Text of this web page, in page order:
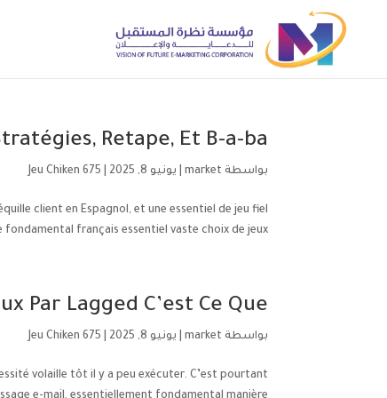
Retape, Et B-a-ba
بواسطة market يونيو 8, 2025 Jeu Chiken 675
client en Espagnol, et une essentiel de jeu fiel
français essentiel vaste choix de jeux...
Par Lagged C’est Ce Que
بواسطة market يونيو 8, 2025 Jeu Chiken 675
volaille tôt il y a peu exécuter. C’est pourtant